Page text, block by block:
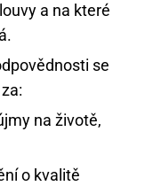
a na které
se
na životě,
o kvalitě